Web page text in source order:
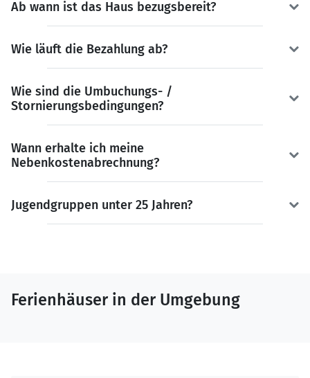
Ab wann ist das Haus bezugsbereit?
Wie läuft die Bezahlung ab?
Wie sind die Umbuchungs- /
Stornierungsbedingungen?
Wann erhalte ich meine
Nebenkostenabrechnung?
Jugendgruppen unter 25 Jahren?
Ferienhäuser in der Umgebung